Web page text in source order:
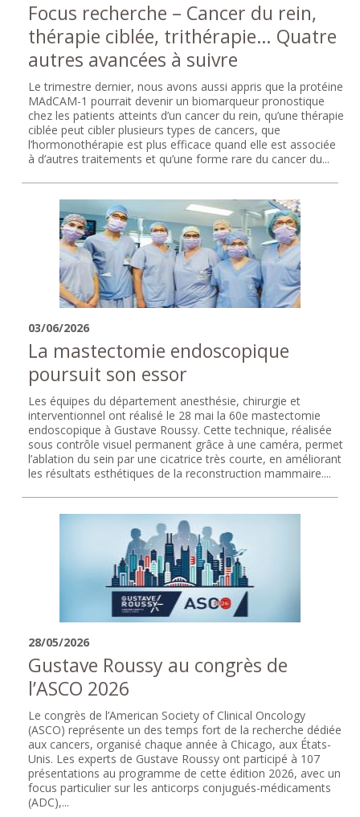
Focus recherche – Cancer du rein,
thérapie ciblée, trithérapie… Quatre
autres avancées à suivre
Le trimestre dernier, nous avons aussi appris que la protéine
MAdCAM-1 pourrait devenir un biomarqueur pronostique
chez les patients atteints d’un cancer du rein, qu’une thérapie
ciblée peut cibler plusieurs types de cancers, que
l’hormonothérapie est plus efficace quand elle est associée
à d’autres traitements et qu’une forme rare du cancer du...
03/06/2026
La mastectomie endoscopique
poursuit son essor
Les équipes du département anesthésie, chirurgie et
interventionnel ont réalisé le 28 mai la 60e mastectomie
endoscopique à Gustave Roussy. Cette technique, réalisée
sous contrôle visuel permanent grâce à une caméra, permet
l’ablation du sein par une cicatrice très courte, en améliorant
les résultats esthétiques de la reconstruction mammaire....
28/05/2026
Gustave Roussy au congrès de
l’ASCO 2026
Le congrès de l’American Society of Clinical Oncology
(ASCO) représente un des temps fort de la recherche dédiée
aux cancers, organisé chaque année à Chicago, aux États-
Unis. Les experts de Gustave Roussy ont participé à 107
présentations au programme de cette édition 2026, avec un
focus particulier sur les anticorps conjugués-médicaments
(ADC),...